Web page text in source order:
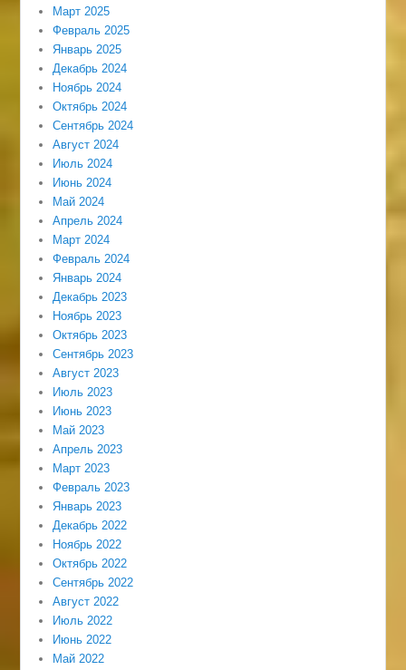
Март 2025
Февраль 2025
Январь 2025
Декабрь 2024
Ноябрь 2024
Октябрь 2024
Сентябрь 2024
Август 2024
Июль 2024
Июнь 2024
Май 2024
Апрель 2024
Март 2024
Февраль 2024
Январь 2024
Декабрь 2023
Ноябрь 2023
Октябрь 2023
Сентябрь 2023
Август 2023
Июль 2023
Июнь 2023
Май 2023
Апрель 2023
Март 2023
Февраль 2023
Январь 2023
Декабрь 2022
Ноябрь 2022
Октябрь 2022
Сентябрь 2022
Август 2022
Июль 2022
Июнь 2022
Май 2022